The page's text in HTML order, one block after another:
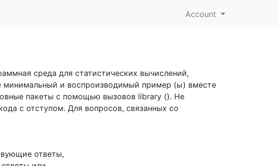
Account
среда для статистических вычислений,
минимальный и воспроизводимый пример (ы) вместе
пакеты с помощью вызовов library (). Не
с отступом. Для вопросов, связанных со
ответы,